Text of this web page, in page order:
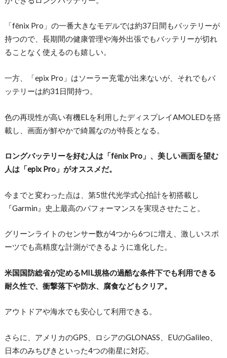
「fēnix Pro」の一番大きなモデルでは約37日間もバッテリーが
持つので、長期間の健康管理や海外出張でもバッテリーが切れ
ることなく使えるのも嬉しい。
一方、「epix Pro」はソーラー充電が出来ないが、それでもバ
ッテリーは約31日間持つ。
色の再現性が高い有機ELを利用したディスプレイAMOLEDを搭
載し、画面が鮮やかで綺麗なのが特長となる。
ロングバッテリーを好む人は「fēnix Pro」、美しい画面を望む
人は「epix Pro」がオススメだ。
今までと変わった点は、第5世代光学式心拍計を初搭載し
『Garmin』史上最高のパフォーマンスを実現させたこと。
グリーンライトのセンサー数が4つから6つに増え、激しいスポ
ーツでも高精度な計測ができるように進化した。
米国国防総省が定めるMIL規格の過酷な条件下でも利用できる
耐久性で、衝撃落下や防水、腐食などもクリア。
アウトドアや海水でも安心して利用できる。
さらに、アメリカのGPS、ロシアのGLONASS、EUのGalileo、
日本のみちびきといった4つの衛星に対応。